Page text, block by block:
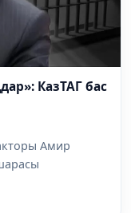
КазТАГ бас
Амир